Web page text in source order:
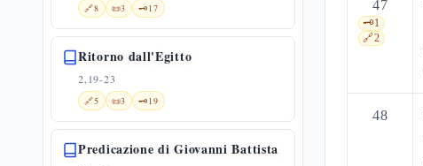
🔗8 📜3 🗝️17
Ritorno dall'Egitto
2,19-23
🔗5 📜3 🗝️19
Predicazione di Giovanni Battista
47
🗝️1
🔗2
48